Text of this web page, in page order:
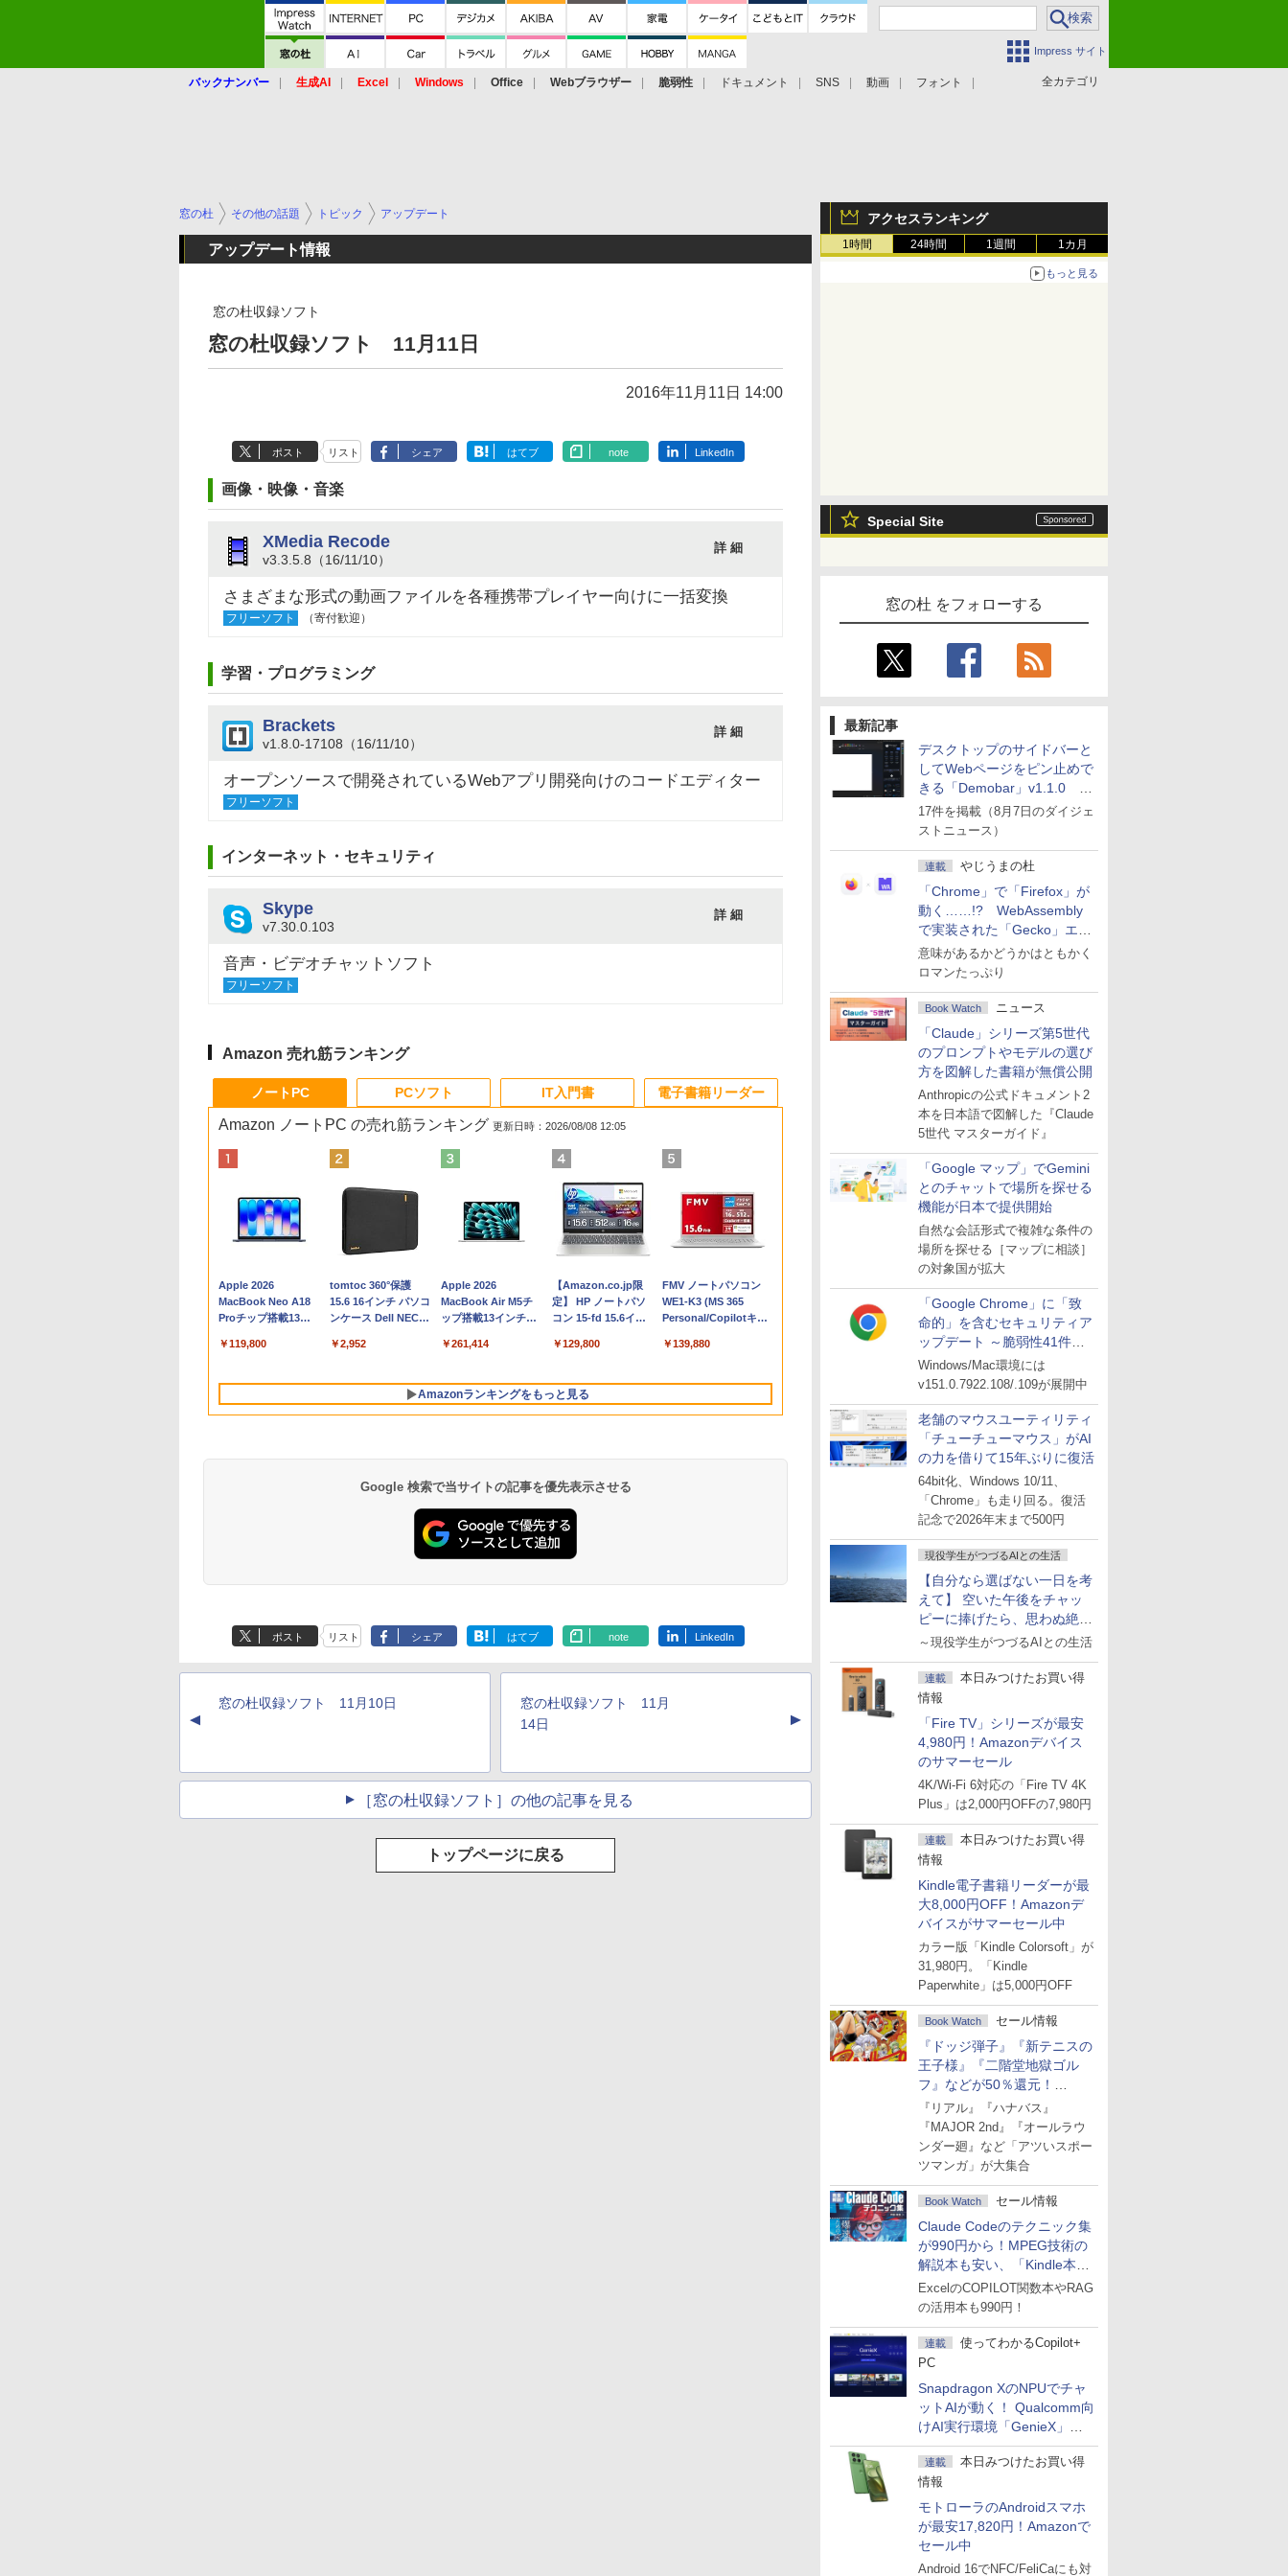
Impress サイト
全カテゴリ
バックナンバー 生成AI Excel Windows Office Webブラウザー 脆弱性 ドキュメント SNS 動画 フォント
アクセスランキング
1時間 24時間 1週間 1カ月
もっと見る
Special Site
窓の杜 をフォローする
最新記事
デスクトップのサイドバーと
してWebページをピン止めで
きる「Demobar」v1.1.0 ほ
か
17件を掲載（8月7日のダイジェ
ストニュース）
連載 やじうまの杜
「Chrome」で「Firefox」が
動く……!? WebAssembly
で実装された「Gecko」エン
ジン
意味があるかどうかはともかく
ロマンたっぷり
Book Watch ニュース
「Claude」シリーズ第5世代
のプロンプトやモデルの選び
方を図解した書籍が無償公開
Anthropicの公式ドキュメント2
本を日本語で図解した『Claude
5世代 マスターガイド』
「Google マップ」でGemini
とのチャットで場所を探せる
機能が日本で提供開始
自然な会話形式で複雑な条件の
場所を探せる［マップに相談］
の対象国が拡大
「Google Chrome」に「致
命的」を含むセキュリティア
ップデート ～脆弱性41件に
対処
Windows/Mac環境には
v151.0.7922.108/.109が展開中
老舗のマウスユーティリティ
「チューチューマウス」がAI
の力を借りて15年ぶりに復活
64bit化、Windows 10/11、
「Chrome」も走り回る。復活
記念で2026年末まで500円
現役学生がつづるAIとの生活
【自分なら選ばない一日を考
えて】 空いた午後をチャッ
ピーに捧げたら、思わぬ絶景
に出会った話
～現役学生がつづるAIとの生活
連載
本日みつけたお買い得
情報
「Fire TV」シリーズが最安
4,980円！Amazonデバイス
のサマーセール
4K/Wi-Fi 6対応の「Fire TV 4K
Plus」は2,000円OFFの7,980円
連載
本日みつけたお買い得
情報
Kindle電子書籍リーダーが最
大8,000円OFF！Amazonデ
バイスがサマーセール中
カラー版「Kindle Colorsoft」が
31,980円。「Kindle
Paperwhite」は5,000円OFF
Book Watch セール情報
『ドッジ弾子』『新テニスの
王子様』『二階堂地獄ゴル
フ』などが50％還元！
Amazonマンガ週末セール
『リアル』『ハナバス』
『MAJOR 2nd』『オールラウ
ンダー廻』など「アツいスポー
ツマンガ」が大集合
Book Watch セール情報
Claude Codeのテクニック集
が990円から！MPEG技術の
解説本も安い、「Kindle本サ
マーセール」第2弾開始！
ExcelのCOPILOT関数本やRAG
の活用本も990円！
連載
使ってわかるCopilot+
PC
Snapdragon XのNPUでチャ
ットAIが動く！ Qualcomm向
けAI実行環境「GenieX」を
試してみた
連載
本日みつけたお買い得
情報
モトローラのAndroidスマホ
が最安17,820円！Amazonで
セール中
Android 16でNFC/FeliCaにも対
窓の杜 その他の話題 トピック アップデート
アップデート情報
窓の杜収録ソフト
窓の杜収録ソフト 11月11日
2016年11月11日 14:00
ポスト リスト シェア はてブ note LinkedIn
画像・映像・音楽
XMedia Recode
v3.3.5.8（16/11/10）
詳 細
さまざまな形式の動画ファイルを各種携帯プレイヤー向けに一括変換
フリーソフト （寄付歓迎）
学習・プログラミング
Brackets
v1.8.0-17108（16/11/10）
詳 細
オープンソースで開発されているWebアプリ開発向けのコードエディター
フリーソフト
インターネット・セキュリティ
Skype
v7.30.0.103
詳 細
音声・ビデオチャットソフト
フリーソフト
Amazon 売れ筋ランキング
ノートPC
Amazon ノートPC の売れ筋ランキング 更新日時：2026/08/08 12:05
Apple 2026
MacBook Neo A18
Proチップ搭載13イ
AIとApple
設計、Liquid Retina
ユニファイドメモ
￥119,800
tomtoc 360°保護
15.6 16インチ パソコ
ンケース Dell NEC
dynabook Lenovo
￥2,952
Apple 2026
MacBook Air M5チ
ップ搭載13インチノ
Apple Intelligence、
Retinaディスプレ
イ、16GBユニファイ
ドメモリ、1TB SSD
ド、Touch ID - シル
バー
￥261,414
【Amazon.co.jp限
定】 HP ノートパソ
コン 15-fd 15.6イン
512GB SSD インテ
￥129,800
FMV ノートパソコン
WE1-K3 (MS 365
Personal/Copilotキー
型/Core i5/16GB/SSD
FMVWK3E15W_AZ
￥139,880
Amazonランキングをもっと見る
PCソフト
バーチャルアイテム
を含む】 【オンライ
ブロックス | オンラ
￥1,300
バーチャルアイテム
を含む】 【オンライ
ブロックス |オンライ
￥1,600
2024(最新 永続版)|オ
ンラインコード
10/mac対応|PC2台
￥39,582
定バーチャルアイテ
ムを含む】 【オンラ
ロブロックス | オン
￥3,200
フト): Java & Bedrock
Edition | オンラインコ
￥3,600
IT入門書
￥1,766
出す プロンプトの言
葉 AI画像生成シリー
Labo)
￥480
非エンジニア 初心者
素人 でも安心 使い方
もコンテンツ作成に
非エンジニアのため
のAIコーディング入
￥99
デザイン入門講座
［第2版］
￥1,292
ードウェア・市販ソフ
トウェアのパーフェク
レータ紹介
￥1,600
電子書籍リーダー
7インチディスプレ
イ、色調調節ライ
テリー、広告なし、
￥22,980
ない、大きな画面で
読みやすい、6週間持
チディスプレイ電子
ック、16GB、広告な
￥16,980
ション (32GB) 7イン
チディスプレイ、明
調節ライト、12週間
告なし、メタリック
￥27,980
トレージ、防水、7イ
ンチカラーディスプ
ト、最大8週間持続バ
し、ブラック (2025
￥31,980
インチカラーディスプ
レイ、64GBストレー
明るさ自動調整、色調
ムペン付き、グラファ
￥115,980
Google 検索で当サイトの記事を優先表示させる
ポスト リスト シェア はてブ note LinkedIn
▲
窓の杜収録ソフト 11月10日
窓の杜収録ソフト 11月
14日
▲
［窓の杜収録ソフト］の他の記事を見る
トップページに戻る